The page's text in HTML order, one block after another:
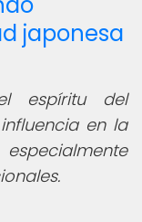
japonesa
espíritu del
en la